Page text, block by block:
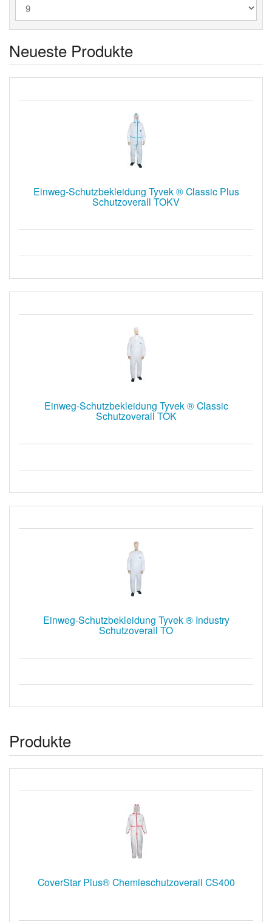
Neueste Produkte
Einweg-Schutzbekleidung Tyvek ® Classic Plus
Schutzoverall TOKV
Einweg-Schutzbekleidung Tyvek ® Classic
Schutzoverall TOK
Einweg-Schutzbekleidung Tyvek ® Industry
Schutzoverall TO
Produkte
CoverStar Plus® Chemieschutzoverall CS400